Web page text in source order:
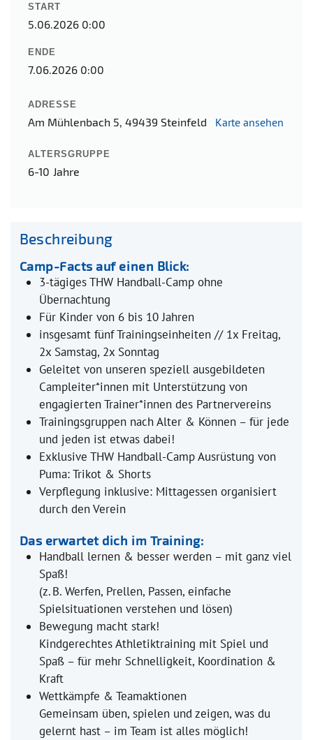
START
5.06.2026 0:00
ENDE
7.06.2026 0:00
ADRESSE
Am Mühlenbach 5, 49439 Steinfeld Karte ansehen
ALTERSGRUPPE
6-10 Jahre
Beschreibung
Camp-Facts auf einen Blick:
3-tägiges THW Handball-Camp ohne
Übernachtung
Für Kinder von 6 bis 10 Jahren
insgesamt fünf Trainingseinheiten // 1x Freitag,
2x Samstag, 2x Sonntag
Geleitet von unseren speziell ausgebildeten
Campleiter*innen mit Unterstützung von
engagierten Trainer*innen des Partnervereins
Trainingsgruppen nach Alter & Können – für jede
und jeden ist etwas dabei!
Exklusive THW Handball-Camp Ausrüstung von
Puma: Trikot & Shorts
Verpflegung inklusive: Mittagessen organisiert
durch den Verein
Das erwartet dich im Training:
Handball lernen & besser werden – mit ganz viel
Spaß!
(z. B. Werfen, Prellen, Passen, einfache
Spielsituationen verstehen und lösen)
Bewegung macht stark!
Kindgerechtes Athletiktraining mit Spiel und
Spaß – für mehr Schnelligkeit, Koordination &
Kraft
Wettkämpfe & Teamaktionen
Gemeinsam üben, spielen und zeigen, was du
gelernt hast – im Team ist alles möglich!